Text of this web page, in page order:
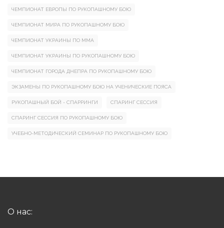
ЧЕМПИОНАТ ЕВРОПЫ ПО РУКОПАШНОМУ БОЮ
ЧЕМПИОНАТ МИРА ПО РУКОПАШНОМУ БОЮ
ЧЕМПИОНАТ УКРАИНЫ ПО ММА
ЧЕМПИОНАТ УКРАИНЫ ПО РУКОПАШНОМУ БОЮ
ЧЕМПИОНАТ ГОРОДА ДНЕПРА ПО РУКОПАШНОМУ БОЮ
ЭКЗАМЕНЫ ПО РУКОПАШНОМУ БОЮ НА УЧЕНИЧЕСКИЕ ПОЯСА
РУКОПАШНЫЙ БОЙ - СПАРРИНГИ СПАРИНГ СЕССИЯ
СПАРИНГ СЕССИЯ ПО РУКОПАШНОМУ БОЮ
УЧЕБНО-МЕТОДИЧЕСКИЙ СЕМИНАР ПО РУКОПАШНОМУ БОЮ
О нас: